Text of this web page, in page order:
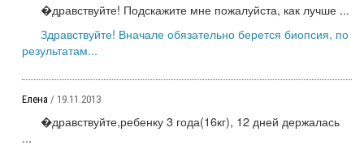
�дравствуйте! Подскажите мне пожалуйста, как лучше ...
Здравствуйте! Вначале обязательно берется биопсия, по
результатам...
Елена / 19.11.2013
�дравствуйте,ребенку 3 года(16кг), 12 дней держалась
...